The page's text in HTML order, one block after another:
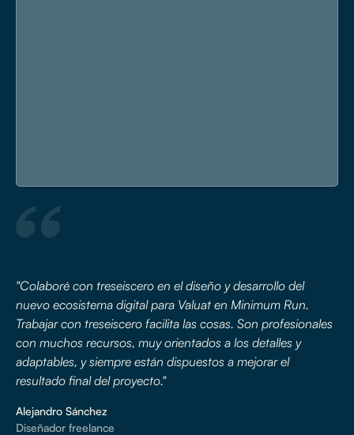
"Colaboré con treseiscero en el diseño y desarrollo del
nuevo ecosistema digital para Valuat en Minimum Run.
Trabajar con treseiscero facilita las cosas. Son profesionales
con muchos recursos, muy orientados a los detalles y
adaptables, y siempre están dispuestos a mejorar el
resultado final del proyecto."
Alejandro Sánchez
Diseñador freelance